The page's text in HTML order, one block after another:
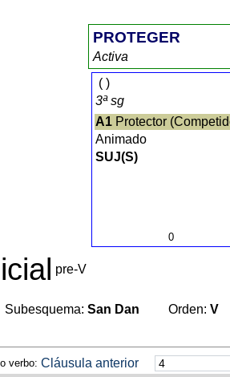
PROTEGER
Activa
()
3ª sg
A1Protector
Animado
SUJ(S)
0
pre-V
Subesquema: San Dan Orden: V
verbo: Cláusula anterior